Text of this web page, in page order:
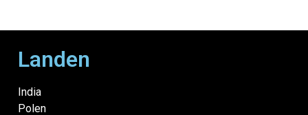
Landen
India
Polen